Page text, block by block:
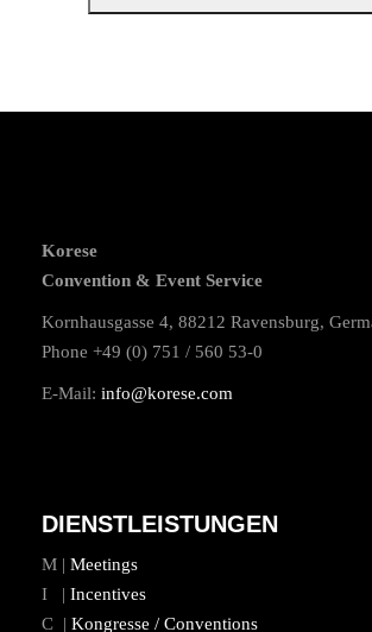
Korese
Convention & Event Service
Kornhausgasse 4, 88212 Ravensburg,
Phone +49 (0) 751 / 560 53-0
E-Mail: info@korese.com
DIENSTLEISTUNGEN
M | Meetings
I | Incentives
C | Kongresse / Conventions